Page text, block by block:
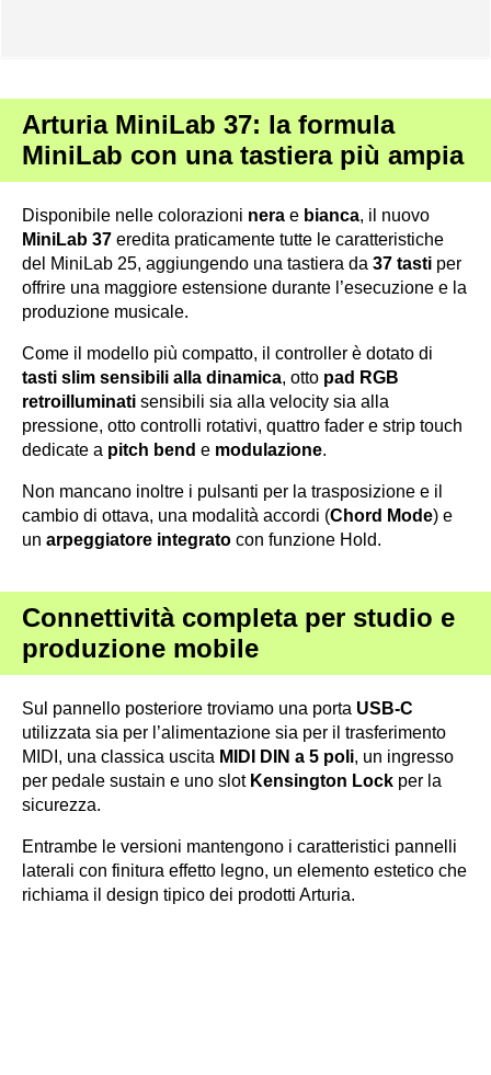
Arturia MiniLab 37: la formula
MiniLab con una tastiera più ampia
Disponibile nelle colorazioni nera e bianca, il nuovo
MiniLab 37 eredita praticamente tutte le caratteristiche
del MiniLab 25, aggiungendo una tastiera da 37 tasti per
offrire una maggiore estensione durante l’esecuzione e la
produzione musicale.
Come il modello più compatto, il controller è dotato di
tasti slim sensibili alla dinamica, otto pad RGB
retroilluminati sensibili sia alla velocity sia alla
pressione, otto controlli rotativi, quattro fader e strip touch
dedicate a pitch bend e modulazione.
Non mancano inoltre i pulsanti per la trasposizione e il
cambio di ottava, una modalità accordi (Chord Mode) e
un arpeggiatore integrato con funzione Hold.
Connettività completa per studio e
produzione mobile
Sul pannello posteriore troviamo una porta USB-C
utilizzata sia per l’alimentazione sia per il trasferimento
MIDI, una classica uscita MIDI DIN a 5 poli, un ingresso
per pedale sustain e uno slot Kensington Lock per la
sicurezza.
Entrambe le versioni mantengono i caratteristici pannelli
laterali con finitura effetto legno, un elemento estetico che
richiama il design tipico dei prodotti Arturia.